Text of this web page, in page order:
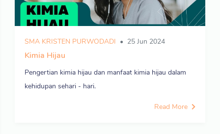
SMA KRISTEN PURWODADI 25 Jun 2024
Kimia Hijau
Pengertian kimia hijau dan manfaat kimia hijau dalam
kehidupan sehari - hari.
Read More